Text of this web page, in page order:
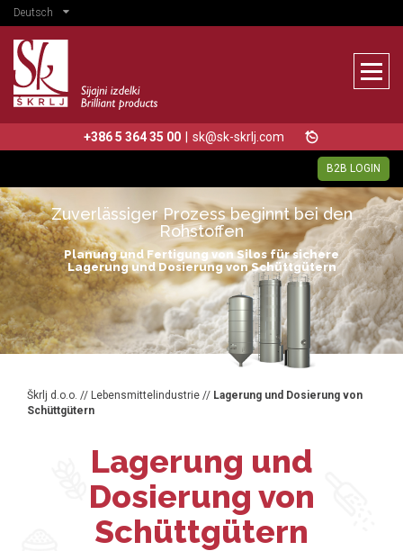
Deutsch
+386 5 364 35 00 | sk@sk-skrlj.com
B2B LOGIN
Zuverlässiger Prozess beginnt bei den
Rohstoffen
Planung und Fertigung von Silos für sichere
Lagerung und Dosierung von Schüttgütern
Škrlj d.o.o. // Lebensmittelindustrie // Lagerung und Dosierung von
Schüttgütern
Lagerung und
Dosierung von
Schüttgütern